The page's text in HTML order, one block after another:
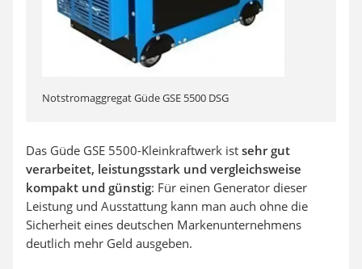
Notstromaggregat Güde GSE 5500 DSG
Das Güde GSE 5500-Kleinkraftwerk ist sehr gut
verarbeitet, leistungsstark und vergleichsweise
kompakt und günstig: Für einen Generator dieser
Leistung und Ausstattung kann man auch ohne die
Sicherheit eines deutschen Markenunternehmens
deutlich mehr Geld ausgeben.